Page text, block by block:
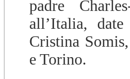
padre
all’Italia,
Cristina
e Torino.